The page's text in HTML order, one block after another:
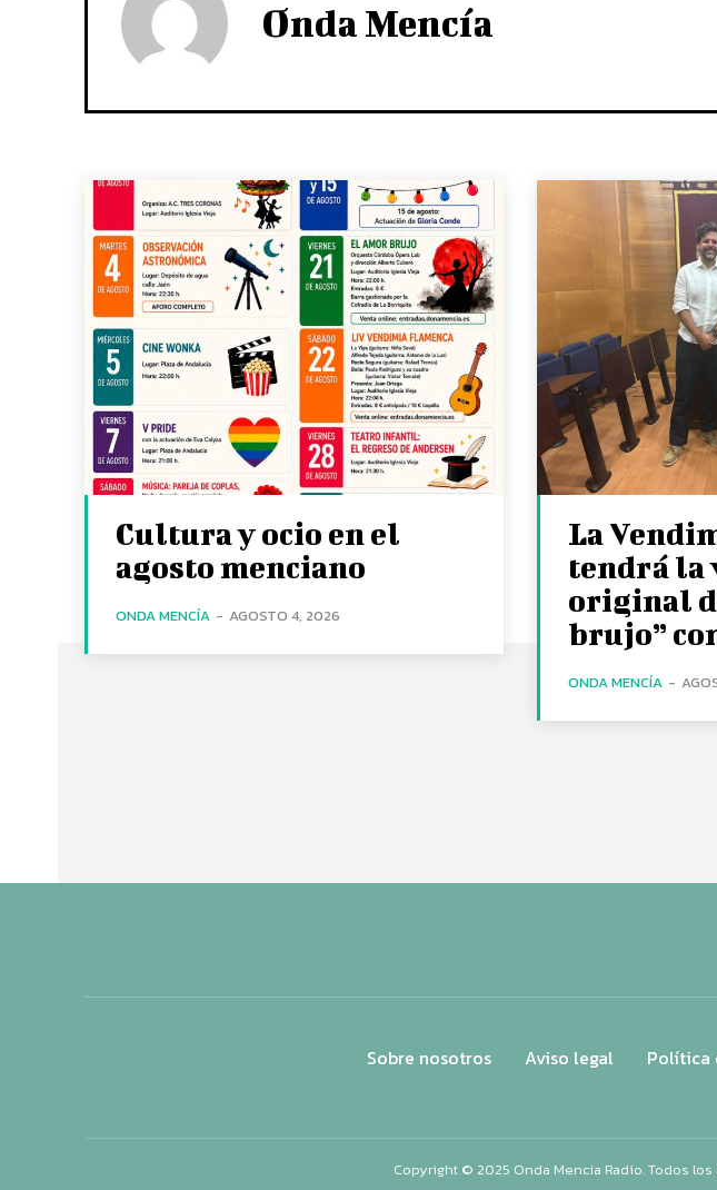
Onda Mencía
Cultura y ocio en el
agosto menciano
ONDA MENCÍA - AGOSTO 4, 2026
La
tendrá la
original
brujo”
ONDA MENCÍA -
Sobre nosotros Aviso legal Política
Copyright © 2025 Onda Mencía Radio. Todos